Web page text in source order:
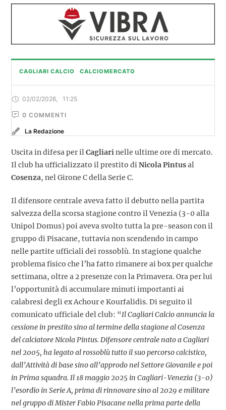
CAGLIARI CALCIO CALCIOMERCATO
02/02/2026 11:25
0 COMMENTI
La Redazione
Uscita in difesa per ilCagliarinelle ultime ore di mercato.
Il club ha ufficializzato il prestito diNicola Pintusal
Cosenza, nel Girone C della Serie C.
Il difensore centrale aveva fatto il debutto nella partita
salvezza della scorsa stagione contro il Venezia (3-0 alla
Unipol Domus) poi aveva svolto tutta la pre-season con il
gruppo di Pisacane, tuttavia non scendendo in campo
nelle partite ufficiali dei rossoblù. In stagione qualche
problema fisico che l’ha fatto rimanere ai box per qualche
settimana, oltre a 2 presenze con la Primavera. Ora per lui
l’opportunità di accumulare minuti importanti ai
calabresi degli ex Achour e Kourfalidis. Di seguito il
comunicato ufficiale del club: “Il Cagliari Calcio annuncia la
cessione in prestito sino al termine della stagione al Cosenza
del calciatore Nicola Pintus. Difensore centrale nato a Cagliari
nel 2005, ha legato al rossoblù tutto il suo percorso calcistico,
dall’Attività di base sino all’approdo nel Settore Giovanile e poi
in Prima squadra. Il 18 maggio 2025 in Cagliari-Venezia (3-0)
l’esordio in Serie A, prima di rinnovare sino al 2029 e militare
nel gruppo di Mister Fabio Pisacane nella prima parte della